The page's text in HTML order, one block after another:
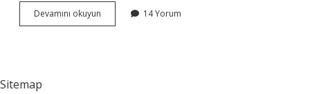
Devamını okuyun
Leyla
14 Yorum
Sitemap